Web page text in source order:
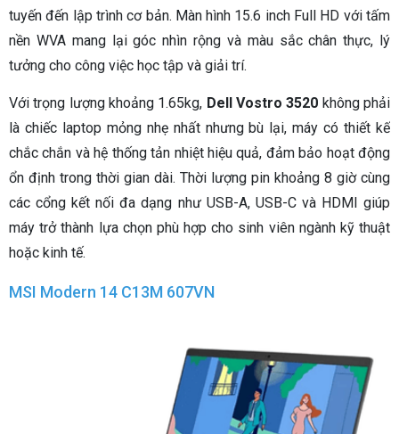
tuyến đến lập trình cơ bản. Màn hình 15.6 inch Full HD với tấm
nền WVA mang lại góc nhìn rộng và màu sắc chân thực, lý
tưởng cho công việc học tập và giải trí.
Với trọng lượng khoảng 1.65kg, Dell Vostro 3520 không phải
là chiếc laptop mỏng nhẹ nhất nhưng bù lại, máy có thiết kế
chắc chắn và hệ thống tản nhiệt hiệu quả, đảm bảo hoạt động
ổn định trong thời gian dài. Thời lượng pin khoảng 8 giờ cùng
các cổng kết nối đa dạng như USB-A, USB-C và HDMI giúp
máy trở thành lựa chọn phù hợp cho sinh viên ngành kỹ thuật
hoặc kinh tế.
MSI Modern 14 C13M 607VN